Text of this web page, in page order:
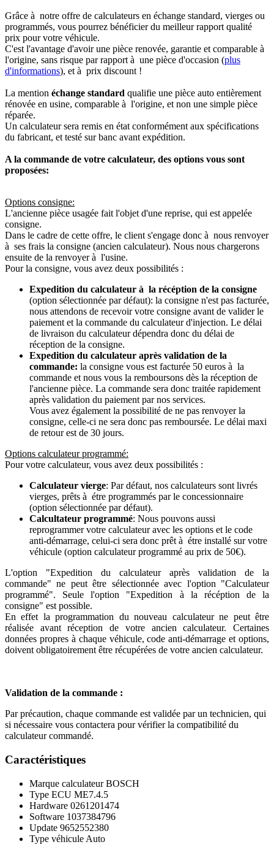
Grâce à notre offre de calculateurs en échange standard, vierges ou
programmés, vous pourrez bénéficier du meilleur rapport qualité
prix pour votre véhicule.
C'est l'avantage d'avoir une pièce renovée, garantie et comparable à
l'origine, sans risque par rapport à une pièce d'occasion (plus
d'informations), et à prix discount !
La mention échange standard qualifie une pièce auto entièrement
rénovée en usine, comparable à l'origine, et non une simple pièce
réparée.
Un calculateur sera remis en état conformément aux spécifications
du fabricant, et testé sur banc avant expédition.
A la commande de votre calculateur, des options vous sont
proposées:
Options consigne:
L'ancienne pièce usagée fait l'objet d'une reprise, qui est appelée
consigne.
Dans le cadre de cette offre, le client s'engage donc à nous renvoyer
à ses frais la consigne (ancien calculateur). Nous nous chargerons
ensuite de la renvoyer à l'usine.
Pour la consigne, vous avez deux possibilités :
Expedition du calculateur à la récéption de la consigne
(option sélectionnée par défaut): la consigne n'est pas facturée,
nous attendons de recevoir votre consigne avant de valider le
paiement et la commande du calculateur d'injection. Le délai
de livraison du calculateur dépendra donc du délai de
réception de la consigne.
Expedition du calculateur après validation de la
commande: la consigne vous est facturée 50 euros à la
commande et nous vous la remboursons dès la réception de
l'ancienne pièce. La commande sera donc traitée rapidement
après validation du paiement par nos services.
Vous avez également la possibilité de ne pas renvoyer la
consigne, celle-ci ne sera donc pas remboursée. Le délai maxi
de retour est de 30 jours.
Options calculateur programmé:
Pour votre calculateur, vous avez deux possibilités :
Calculateur vierge: Par défaut, nos calculateurs sont livrés
vierges, prêts à étre programmés par le concessionnaire
(option sélectionnée par défaut).
Calcultateur programmé: Nous pouvons aussi
reprogrammer votre calculateur avec les options et le code
anti-démarrage, celui-ci sera donc prêt à étre installé sur votre
véhicule (option calculateur programmé au prix de 50€).
L'option "Expedition du calculateur après validation de la
commande" ne peut être sélectionnée avec l'option "Calculateur
programmé". Seule l'option "Expedition à la récéption de la
consigne" est possible.
En effet la programmation du nouveau calculateur ne peut être
réalisée avant réception de votre ancien calculateur. Certaines
données propres à chaque véhicule, code anti-démarrage et options,
doivent obligatoirement être récupérées de votre ancien calculateur.
Validation de la commande :
Par précaution, chaque commande est validée par un technicien, qui
si nécessaire vous contactera pour vérifier la compatibilité du
calculateur commandé.
Caractéristiques
Marque calculateur BOSCH
Type ECU ME7.4.5
Hardware 0261201474
Software 1037384796
Update 9652552380
Type véhicule Auto